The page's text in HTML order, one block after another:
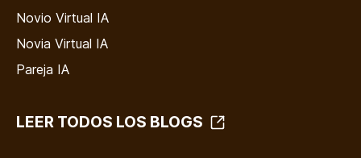
Novio Virtual IA
Novia Virtual IA
Pareja IA
LEER TODOS LOS BLOGS